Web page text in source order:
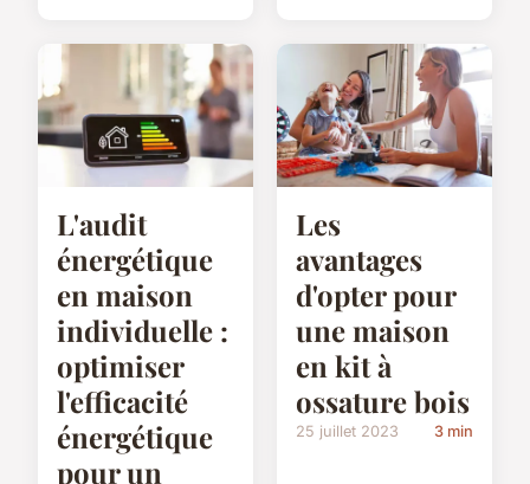
L'audit
énergétique
en maison
individuelle :
optimiser
l'efficacité
énergétique
pour un
Les
avantages
d'opter pour
une maison
en kit à
ossature bois
25 juillet 2023 3 min